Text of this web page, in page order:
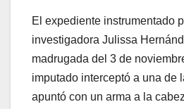
El expediente instrumentado
investigadora Julissa
madrugada del 3 de
imputado interceptó a una de
apuntó con un arma a la